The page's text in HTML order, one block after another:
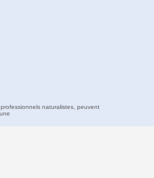
naturalistes, peuvent